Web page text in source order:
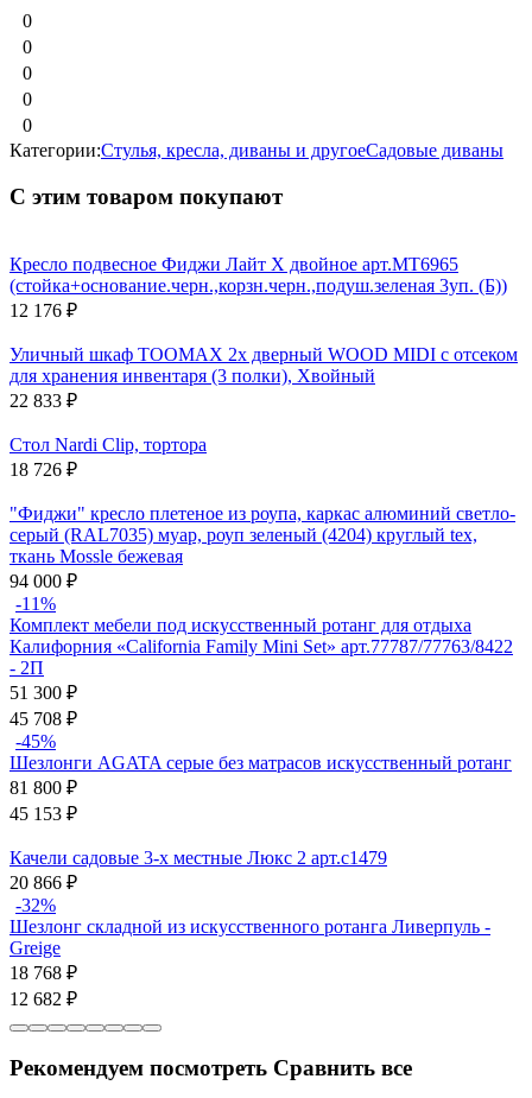
0
0
0
0
0
Категории:Стулья, кресла, диваны и другоеСадовые диваны
С этим товаром покупают
Кресло подвесное Фиджи Лайт Х двойное арт.МТ6965
(стойка+основание.черн.,корзн.черн.,подуш.зеленая 3уп. (Б))
12 176 ₽
Уличный шкаф TOOMAX 2х дверный WOOD MIDI с отсеком
для хранения инвентаря (3 полки), Хвойный
22 833 ₽
Стол Nardi Clip, тортора
18 726 ₽
"Фиджи" кресло плетеное из роупа, каркас алюминий светло-
серый (RAL7035) муар, роуп зеленый (4204) круглый tex,
ткань Mossle бежевая
94 000 ₽
-11%
Комплект мебели под искусственный ротанг для отдыха
Калифорния «California Family Mini Set» арт.77787/77763/8422
- 2П
51 300 ₽
45 708 ₽
-45%
Шезлонги AGATA серые без матрасов искусственный ротанг
81 800 ₽
45 153 ₽
Качели садовые 3-х местные Люкс 2 арт.с1479
20 866 ₽
-32%
Шезлонг складной из искусственного ротанга Ливерпуль -
Greige
18 768 ₽
12 682 ₽
Рекомендуем посмотреть Сравнить все